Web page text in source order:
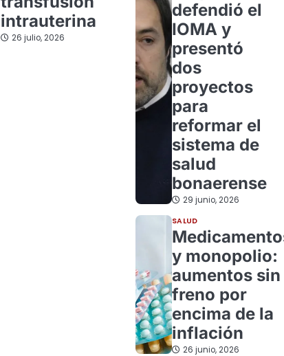
intrauterina
26 julio, 2026
defendió el
IOMA y
presentó
dos
proyectos
para
reformar el
sistema de
salud
bonaerense
29 junio, 2026
SALUD
y monopolio:
aumentos sin
freno por
encima de la
inflación
26 junio, 2026